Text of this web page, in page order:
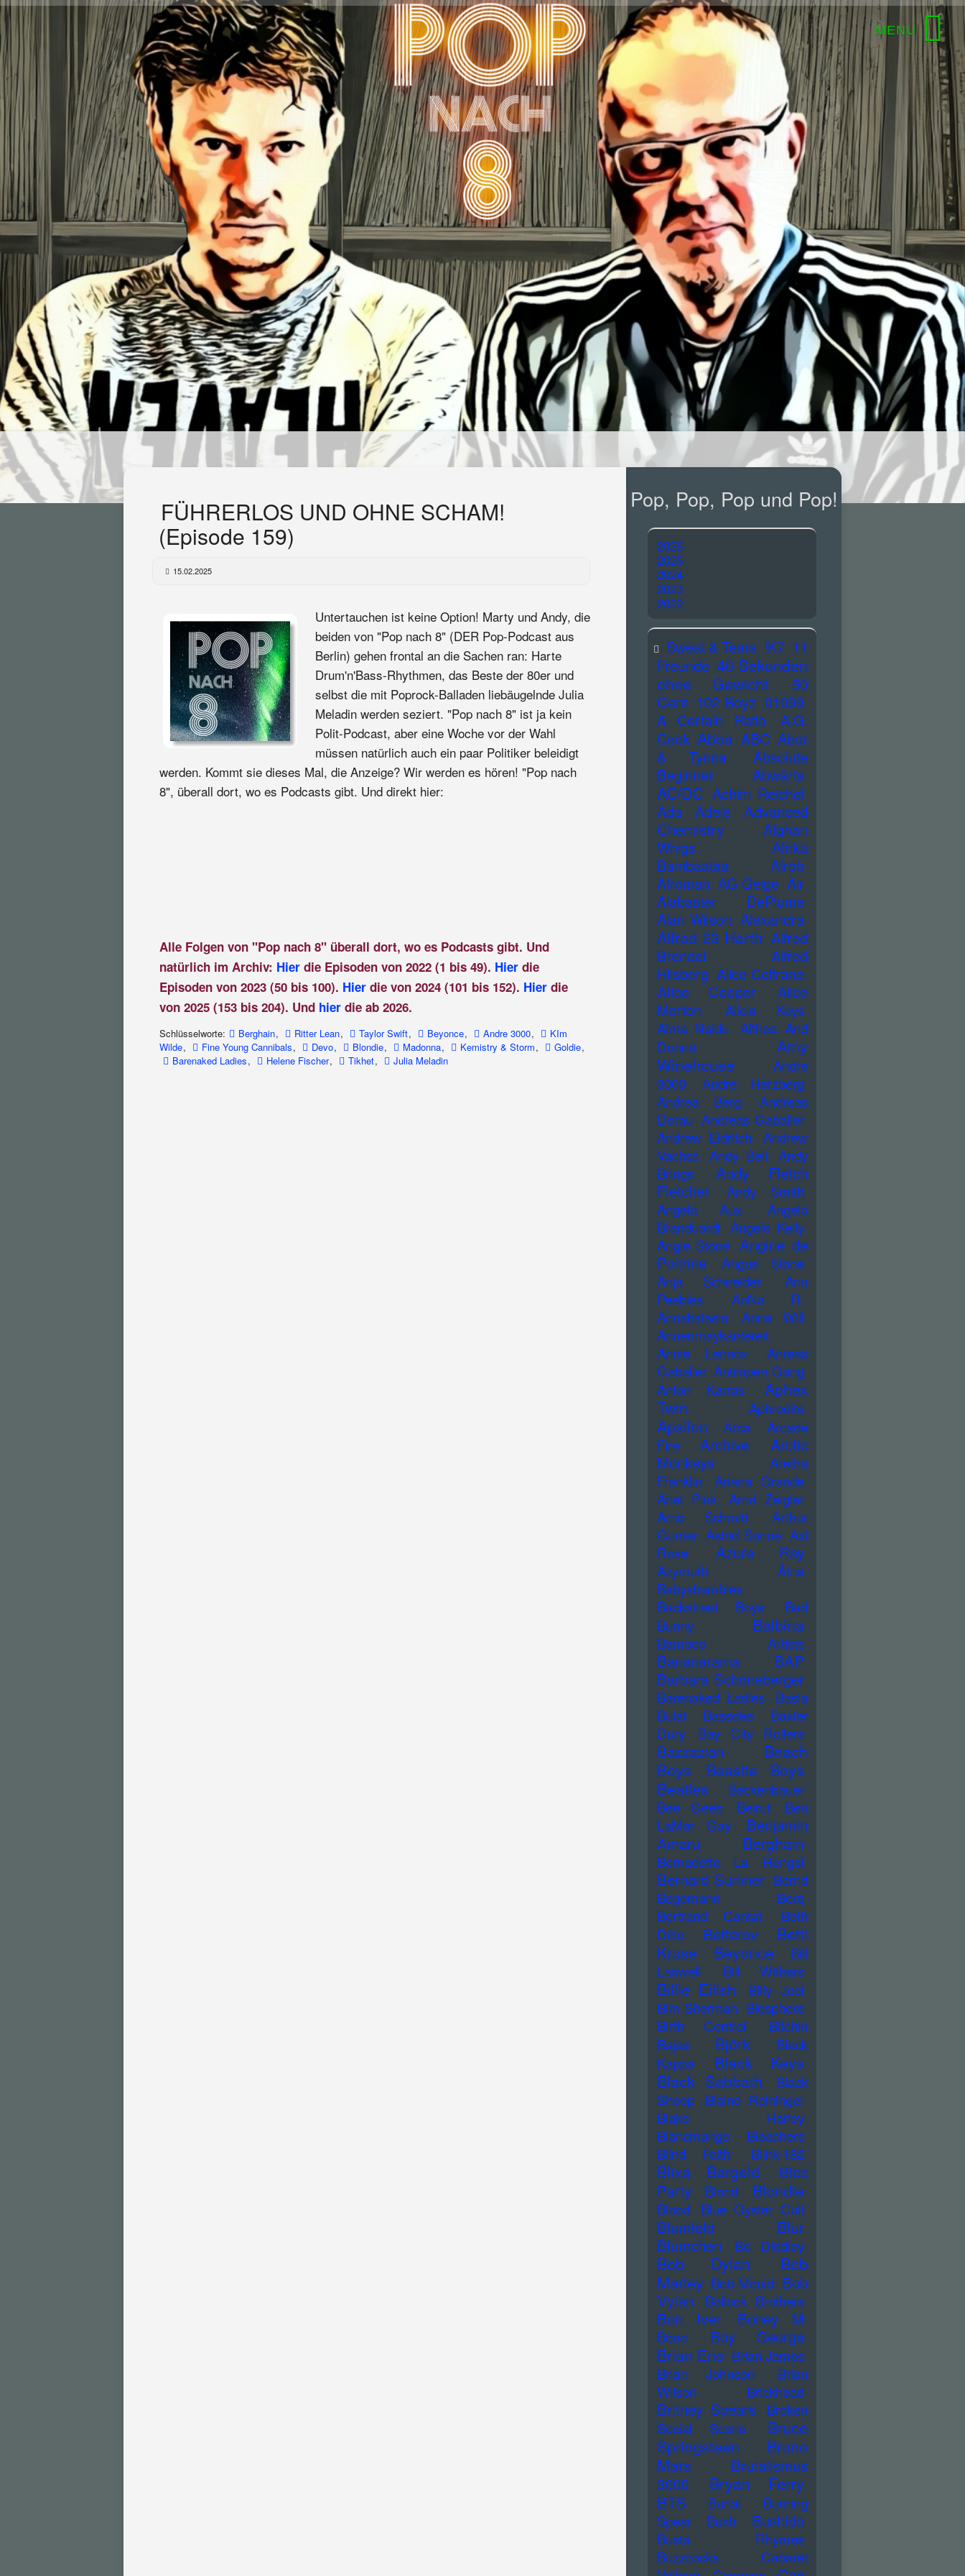
FÜHRERLOS UND OHNE SCHAM!
(Episode 159)
15.02.2025
Untertauchen ist keine Option! Marty und Andy, die
beiden von "Pop nach 8" (DER Pop-Podcast aus
Berlin) gehen frontal an die Sachen ran: Harte
Drum'n'Bass-Rhythmen, das Beste der 80er und
selbst die mit Poprock-Balladen liebäugelnde Julia
Meladin werden seziert. "Pop nach 8" ist ja kein
Polit-Podcast, aber eine Woche vor der Wahl
müssen natürlich auch ein paar Politiker beleidigt
werden. Kommt sie dieses Mal, die Anzeige? Wir werden es hören! "Pop nach
8", überall dort, wo es Podcasts gibt. Und direkt hier:
Alle Folgen von "Pop nach 8" überall dort, wo es Podcasts gibt. Und
natürlich im Archiv: Hier die Episoden von 2022 (1 bis 49). Hier die
Episoden von 2023 (50 bis 100). Hier die von 2024 (101 bis 152). Hier die
von 2025 (153 bis 204). Und hier die ab 2026.
Schlüsselworte: Berghain, Ritter Lean, Taylor Swift, Beyonce, Andre 3000,
KIm
Wilde, Fine Young Cannibals, Devo, Blondie, Madonna, Kemistry & Storm, Goldie,
Barenaked Ladies, Helene Fischer, Tikhet, Julia Meladin
Pop, Pop, Pop und Pop!
2026
2025
2024
2023
2022
Sweat & Tears !K7 11
Freunde 40 Sekunden
ohne Gewicht
50
Cent 102 Boyz 01099
A Certain Ratio
A.G.
Cook Abba ABC Abor
& Tynna
Absolute
Beginner
Abwärts
AC/DC Achim Reichel
Ada
Adele
Advanced
Chemistry
Afghan
Whigs
Afrika
Bambaataa
Afrob
Afroman AG Geige Air
Alabaster DePlume
Alan Wilson Alexandra
Alfred 23 Harth Alfred
Brendel
Alfred
Hilsberg Alice Coltrane
Alice Cooper
Alice
Merton
Alicia Keys
Alma Naidu
Althea And
Donna
Amy
Winehouse
Andre
3000
Andre Herzberg
Andrea Berg
Andreas
Dorau Andreas Gabalier
Andrew Eldritch
Andrew
Vachss Andy Bell
Andy
Brings
Andy Fletch
Fletcher
Andy Smith
Angela Aux
Angelo
Branduardi Angelo Kelly
Angie Stone Angine de
Poitrine
Angus Stone
Anja Schneider
Ann
Peebles
AnNa R.
Annahstasia
Anne Will
Annenmaykantereit
Annie Lennox
Anreas
Gabalier Antilopen Gang
Anton Karras
Aphex
Twin
Aphrodite
Apsilon Arca
Arcade
Fire
Archive
Arctic
Monkeys
Aretha
Franklin
Ariana Grande
Ariel Pink
Arnd Zeigler
Arno Schmitt
Arthur
Gunter Astrid Sonne Axl
Rose
Azure Ray
Azymuth
Ätna
Babyshambles
Backstreet Boys
Bad
Bunny
Balbina
Bamboo Artists
Bananarama
BAP
Barbara Schöneberger
Barenaked Ladies
Basia
Bulat
Bassdee
Baxter
Dury
Bay City Rollers
Bazzazian
Beach
Boys
Beastie Boys
Beatles
Beckenbauer
Bee Gees
Beirut
Ben
LaMar Gay
Benjamin
Amaru
Berghain
Bernadette La Hengst
Bernard Sumner Bernd
Begemann
Berq
Bertrand Cantat
Beth
Ditto
Betterov
Betti
Kruse
Beyonce
Bill
Laswell
Bill Withers
Billie Eilish
Billy Joel
Bim Sherman Biosphere
Birth Control
Bitchin
Bajas
Björk
Black
Kappa
Black Keys
Black Sabbath
Black
Sheep
Blaine Reininger
Blake Harley
Blancmange
Bleachers
Blind Faith
Blink-182
Blixa Bargeld
Bloc
Party
Blond Blondie
Blood Blue Oyster Cult
Blumfeld Blur
Blümchen Bo Diddley
Bob Dylan
Bob
Marley Bob Mould Bob
Vylan
Bollock Brothers
Bon Iver Boney M
Bono Boy George
Brian Eno Brian James
Brian Johnson
Brian
Wilson
Brickhead
Britney Spears
Broken
Social Scene
Bruce
Springsteen
Bruno
Mars
Brutalismus
3000
Bryan Ferry
BTS
Burial
Burning
Spear
Bush Bushido
Busta Rhymes
Buzzcocks
Cabaret